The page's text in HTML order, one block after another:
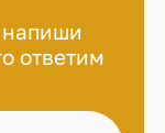
напиши
ответим